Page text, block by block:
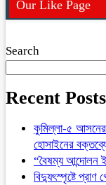
Our Like Page
Search
Recent Posts
কুমিল্লা-৫ আসনের
হোসাইনের
“বৈষম্য আন্দোলন
বিদ্যুৎস্পৃষ্টে